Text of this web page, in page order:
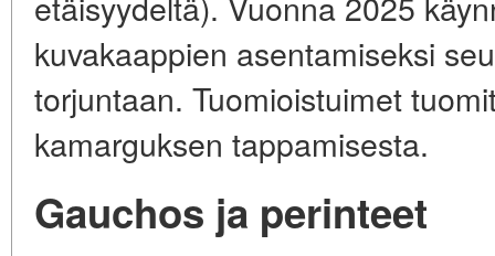
kuvakaappien asentamiseksi
torjuntaan. Tuomioistuimet
kamarguksen tappamisesta.
Gauchos ja perinteet